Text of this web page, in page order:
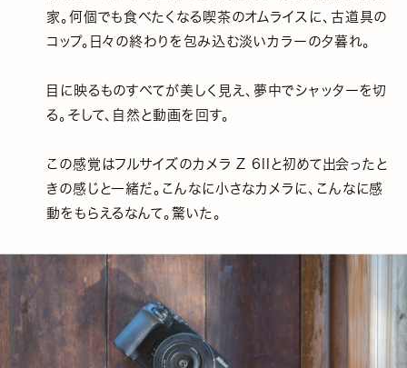
家。何個でも食べたくなる喫茶のオムライスに、古道具の
コップ。日々の終わりを包み込む淡いカラーの夕暮れ。
目に映るものすべてが美しく見え、夢中でシャッターを切
る。そして、自然と動画を回す。
この感覚はフルサイズのカメラ Z 6IIと初めて出会ったと
きの感じと一緒だ。こんなに小さなカメラに、こんなに感
動をもらえるなんて。驚いた。